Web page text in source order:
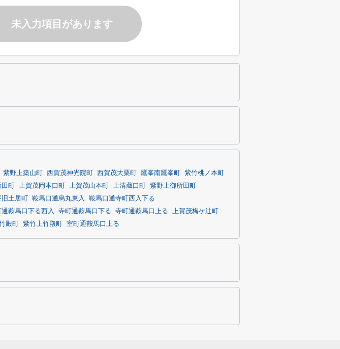
未入力項目があります
紫野上築山町 西賀茂神光院町 西賀茂大栗町 鷹峯南鷹峯町
紫竹桃ノ本町
町 上賀茂岡本口町 上賀茂山本町 上清蔵口町
紫野上御所田町
土居町 鞍馬口通烏丸東入
鞍馬口通寺町西入下る
通鞍馬口下る西入 寺町通鞍馬口下る 寺町通鞍馬口上る
上賀茂梅ケ辻町
殿町 紫竹上竹殿町 室町通鞍馬口上る